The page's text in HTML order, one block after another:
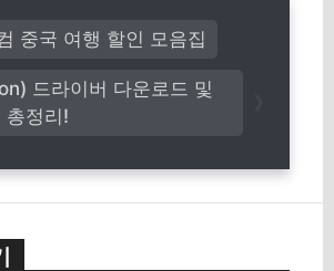
드라이버 다운로드 및
총정리!
중국 여행 할인 모음집